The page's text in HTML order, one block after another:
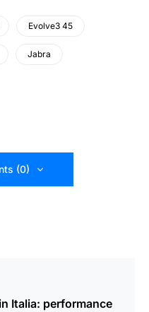
Evolve3 45
Jabra
(0)
Italia: performance